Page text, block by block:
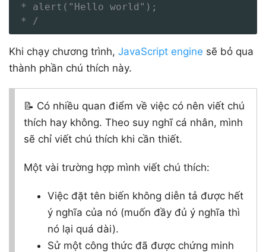
* alert("Hello world");
* /
Khi chạy chương trình, JavaScript engine sẽ bỏ qua
thành phần chú thích này.
📝 Có nhiều quan điểm về việc có nên viết chú
thích hay không. Theo suy nghĩ cá nhân, mình
sẽ chỉ viết chú thích khi cần thiết.
Một vài trường hợp mình viết chú thích:
Việc đặt tên biến không diễn tả được hết
ý nghĩa của nó (muốn đầy đủ ý nghĩa thì
nó lại quá dài).
Sử một công thức đã được chứng minh